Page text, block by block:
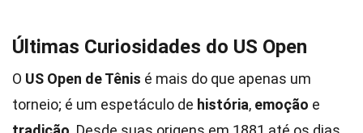
Últimas Curiosidades do US Open
O US Open de Tênis é mais do que apenas um
torneio; é um espetáculo de história, emoção e